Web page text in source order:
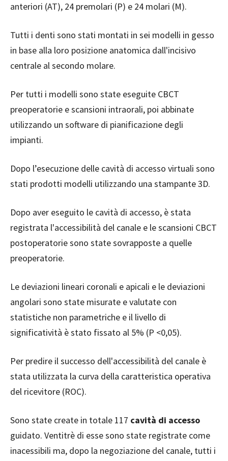
anteriori (AT), 24 premolari (P) e 24 molari (M).
Tutti i denti sono stati montati in sei modelli in gesso
in base alla loro posizione anatomica dall'incisivo
centrale al secondo molare.
Per tutti i modelli sono state eseguite CBCT
preoperatorie e scansioni intraorali, poi abbinate
utilizzando un software di pianificazione degli
impianti.
Dopo l’esecuzione delle cavità di accesso virtuali sono
stati prodotti modelli utilizzando una stampante 3D.
Dopo aver eseguito le cavità di accesso, è stata
registrata l'accessibilità del canale e le scansioni CBCT
postoperatorie sono state sovrapposte a quelle
preoperatorie.
Le deviazioni lineari coronali e apicali e le deviazioni
angolari sono state misurate e valutate con
statistiche non parametriche e il livello di
significatività è stato fissato al 5% (P <0,05).
Per predire il successo dell'accessibilità del canale è
stata utilizzata la curva della caratteristica operativa
del ricevitore (ROC).
Sono state create in totale 117 cavità di accesso
guidato. Ventitrè di esse sono state registrate come
inacessibili ma, dopo la negoziazione del canale, tutti i